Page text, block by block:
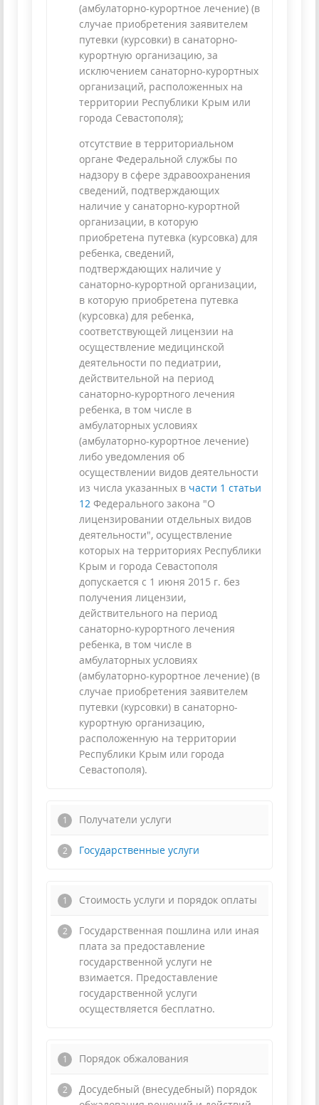
(амбулаторно-курортное лечение) (в
случае приобретения заявителем
путевки (курсовки) в санаторно-
курортную организацию, за
исключением санаторно-курортных
организаций, расположенных на
территории Республики Крым или
города Севастополя);
отсутствие в территориальном
органе Федеральной службы по
надзору в сфере здравоохранения
сведений, подтверждающих
наличие у санаторно-курортной
организации, в которую
приобретена путевка (курсовка) для
ребенка, сведений,
подтверждающих наличие у
санаторно-курортной организации,
в которую приобретена путевка
(курсовка) для ребенка,
соответствующей лицензии на
осуществление медицинской
деятельности по педиатрии,
действительной на период
санаторно-курортного лечения
ребенка, в том числе в
амбулаторных условиях
(амбулаторно-курортное лечение)
либо уведомления об
осуществлении видов деятельности
из числа указанных в части 1 статьи
12 Федерального закона "О
лицензировании отдельных видов
деятельности", осуществление
которых на территориях Республики
Крым и города Севастополя
допускается с 1 июня 2015 г. без
получения лицензии,
действительного на период
санаторно-курортного лечения
ребенка, в том числе в
амбулаторных условиях
(амбулаторно-курортное лечение) (в
случае приобретения заявителем
путевки (курсовки) в санаторно-
курортную организацию,
расположенную на территории
Республики Крым или города
Севастополя).
Получатели услуги
Государственные услуги
Стоимость услуги и порядок оплаты
Государственная пошлина или иная
плата за предоставление
государственной услуги не
взимается. Предоставление
государственной услуги
осуществляется бесплатно.
Порядок обжалования
Досудебный (внесудебный) порядок